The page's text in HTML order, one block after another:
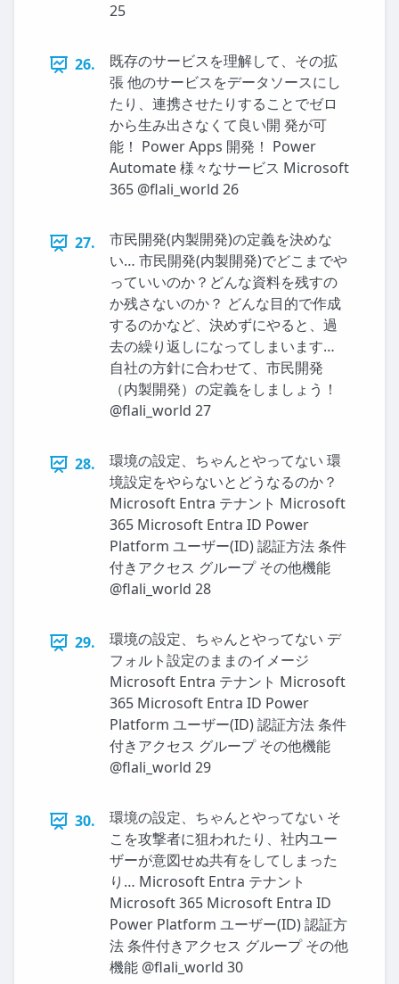
25
26.
既存のサービスを理解して、その拡
張 他のサービスをデータソースにし
たり、連携させたりすることでゼロ
から生み出さなくて良い開 発が可
能！ Power Apps 開発！ Power
Automate 様々なサービス Microsoft
365 @flali_world 26
27.
市民開発(内製開発)の定義を決めな
い… 市民開発(内製開発)でどこまでや
っていいのか？どんな資料を残すの
か残さないのか？ どんな目的で作成
するのかなど、決めずにやると、過
去の繰り返しになってしまいます…
自社の方針に合わせて、市民開発
（内製開発）の定義をしましょう！
@flali_world 27
28.
環境の設定、ちゃんとやってない 環
境設定をやらないとどうなるのか？
Microsoft Entra テナント Microsoft
365 Microsoft Entra ID Power
Platform ユーザー(ID) 認証方法 条件
付きアクセス グループ その他機能
@flali_world 28
29.
環境の設定、ちゃんとやってない デ
フォルト設定のままのイメージ
Microsoft Entra テナント Microsoft
365 Microsoft Entra ID Power
Platform ユーザー(ID) 認証方法 条件
付きアクセス グループ その他機能
@flali_world 29
30.
環境の設定、ちゃんとやってない そ
こを攻撃者に狙われたり、社内ユー
ザーが意図せぬ共有をしてしまった
り… Microsoft Entra テナント
Microsoft 365 Microsoft Entra ID
Power Platform ユーザー(ID) 認証方
法 条件付きアクセス グループ その他
機能 @flali_world 30